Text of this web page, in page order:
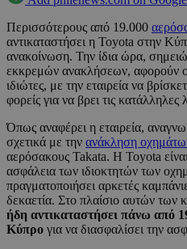
Περισσότερους από 19.000
αντικαταστήσει η Toyota στην
ανακοίνωση. Την ίδια ώρα,
εκκρεμών ανακλήσεων, αφορούν
ιδιώτες, με την εταιρεία να
φορείς για να βρει τις κατάλληλες
Όπως αναφέρει η εταιρεία,
σχετικά με την ανάκληση
αερόσακους Takata. Η Toyota
ασφάλεια των ιδιοκτητών των
πραγματοποιήσει αρκετές
δεκαετία. Στο πλαίσιο αυτών των
ήδη αντικαταστήσει πάνω από
Κύπρο για να διασφαλίσει την